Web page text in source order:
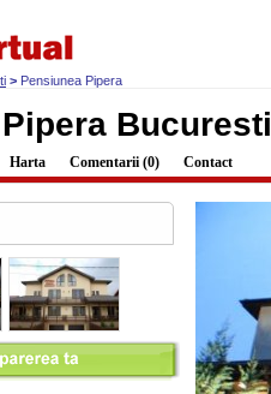
> Pensiunea Pipera
Bucuresti
Harta Comentarii (0) Contact